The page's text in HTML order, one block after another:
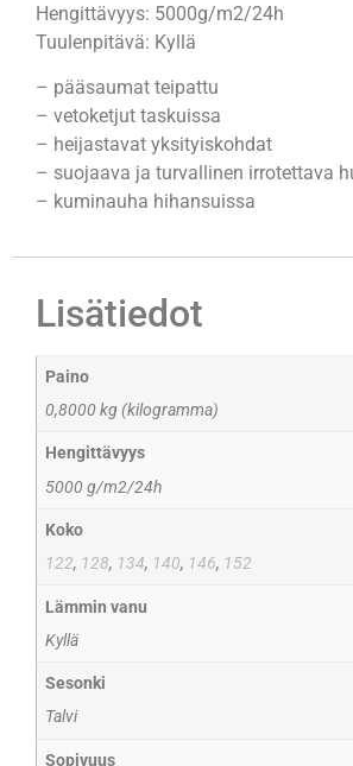
Hengittävyys: 5000g/m2/24h
Tuulenpitävä: Kyllä
– pääsaumat teipattu
– vetoketjut taskuissa
– heijastavat yksityiskohdat
– suojaava ja turvallinen irrotettava
– kuminauha hihansuissa
Lisätiedot
Paino
0,8000 kg (kilogramma)
Hengittävyys
5000 g/m2/24h
Koko
122, 128, 134, 140, 146, 152
Lämmin vanu
Kyllä
Sesonki
Talvi
Sopivuus